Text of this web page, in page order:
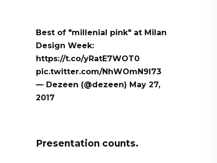
Best of "millenial pink" at Milan
Design Week:
https://t.co/yRatE7WOT0
pic.twitter.com/NhWOmN9l73
— Dezeen (@dezeen) May 27,
2017
Presentation counts.